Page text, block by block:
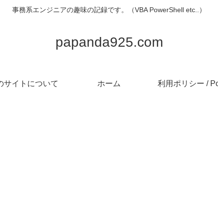
事務系エンジニアの趣味の記録です。（VBA PowerShell etc..）
papanda925.com
サイトについて ホーム 利用ポリシー /